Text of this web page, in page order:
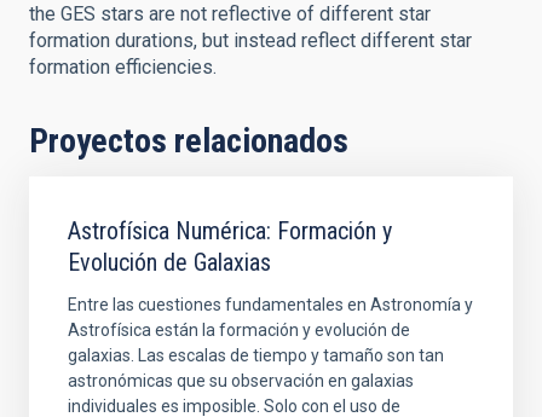
the GES stars are not reflective of different star
formation durations, but instead reflect different star
formation efficiencies.
Proyectos relacionados
Astrofísica Numérica: Formación y
Evolución de Galaxias
Entre las cuestiones fundamentales en Astronomía y
Astrofísica están la formación y evolución de
galaxias. Las escalas de tiempo y tamaño son tan
astronómicas que su observación en galaxias
individuales es imposible. Solo con el uso de